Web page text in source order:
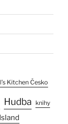
Kitchen Česko
Hudba knihy